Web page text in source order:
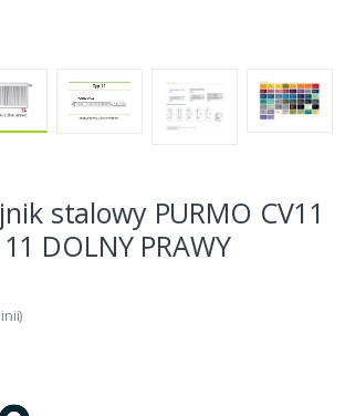
stalowy PURMO CV11
DOLNY PRAWY